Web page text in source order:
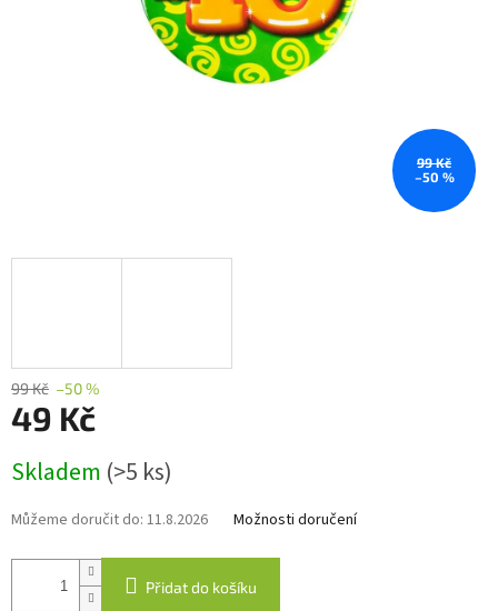
99 Kč
–50 %
99 Kč –50 %
49 Kč
cena:
Skladem (>5 ks)
Můžeme doručit do: 11.8.2026 Možnosti doručení
Přidat do košíku